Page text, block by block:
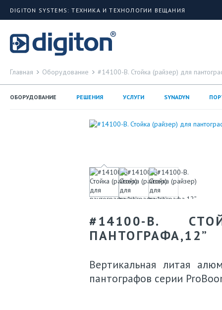
DIGITON SYSTEMS: ТЕХНИКА И ТЕХНОЛОГИИ ВЕЩАНИЯ
Главная Оборудование #14100-B. Стойка (райзер) для
ОБОРУДОВАНИЕ РЕШЕНИЯ УСЛУГИ SYNADYN
#14100-B.
ПАНТОГРАФА,12”
Вертикальная литая
пантографов серии